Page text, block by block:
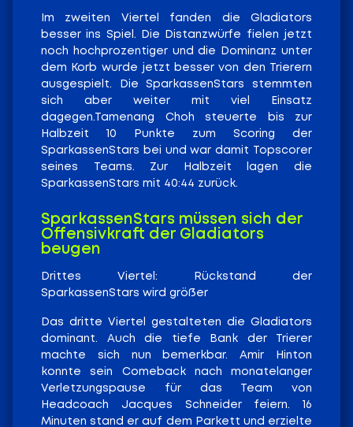
Im zweiten Viertel fanden die Gladiators
besser ins Spiel. Die Distanzwürfe fielen jetzt
noch hochprozentiger und die Dominanz unter
dem Korb wurde jetzt besser von den Trierern
ausgespielt. Die SparkassenStars stemmten
sich aber weiter mit viel Einsatz
dagegen.Tamenang Choh steuerte bis zur
Halbzeit 10 Punkte zum Scoring der
SparkassenStars bei und war damit Topscorer
seines Teams. Zur Halbzeit lagen die
SparkassenStars mit 40:44 zurück.
SparkassenStars müssen sich der
Offensivkraft der Gladiators
beugen
Drittes Viertel: Rückstand der
SparkassenStars wird größer
Das dritte Viertel gestalteten die Gladiators
dominant. Auch die tiefe Bank der Trierer
machte sich nun bemerkbar. Amir Hinton
konnte sein Comeback nach monatelanger
Verletzungspause für das Team von
Headcoach Jacques Schneider feiern. 16
Minuten stand er auf dem Parkett und erzielte